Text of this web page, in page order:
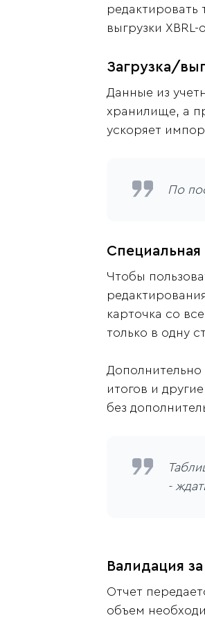
редактировать
выгрузки
Загрузка/
Данные из
хранилище, а
ускоряет
По
Чтобы
карточка со
только в одну
итогов и
без
-
Валидация
Отчет
объем